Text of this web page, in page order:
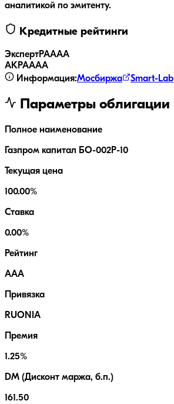
аналитикой по эмитенту.
Кредитные рейтинги
ЭкспертРАAAA
АКРАAAA
Информация:Мосбиржа Smart-Lab
Параметры облигации
Полное наименование
Газпром капитал БО-002Р-10
Текущая цена
100.00%
Ставка
0.00%
Рейтинг
AAA
Привязка
RUONIA
Премия
1.25%
DM (Дисконт маржа, б.п.)
161.50